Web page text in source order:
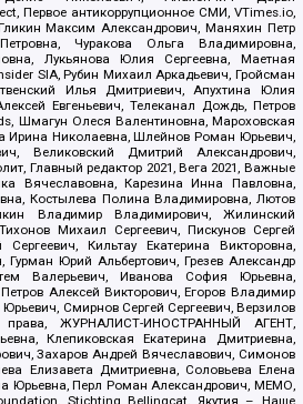
Первое антикоррупционное СМИ, VTimes.io,
Максим Александрович, Маняхин Петр
Чуракова Ольга Владимировна,
Лукьянова Юлия Сергеевна, Маетная
SIA, Рубин Михаил Аркадьевич, Гройсман
Илья Дмитриевич, Апухтина Юлия
Евгеньевич, Телеканал Дождь, Петров
Шмагун Олеся Валентиновна, Мароховская
Ирина Николаевна, Шлейнов Роман Юрьевич,
Великовский Дмитрий Александрович,
Главный редактор 2021, Вега 2021, Важные
Вячеславовна, Карезина Инна Павловна,
Костылева Полина Владимировна, Лютов
Владимир Владимирович, Жилинский
Михаил Сергеевич, Пискунов Сергей
Кильтау Екатерина Викторовна,
Юрий Альбертович, Грезев Александр
Валерьевич, Иванова София Юрьевна,
Алексей Викторович, Егоров Владимир
Смирнов Сергей Сергеевич, Верзилов
ЖУРНАЛИСТ-ИНОСТРАННЫЙ АГЕНТ,
Клепиковская Екатерина Дмитриевна,
Захаров Андрей Вячеславович, Симонов
Елизавета Дмитриевна, Соловьева Елена
Юрьевна, Перл Роман Александрович, МЕМО,
Stichting Bellingcat, Якутия – Наше